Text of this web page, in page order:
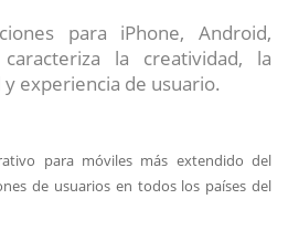
para iPhone, Android,
la creatividad, la
experiencia de usuario.
para móviles más extendido del
de usuarios en todos los países del